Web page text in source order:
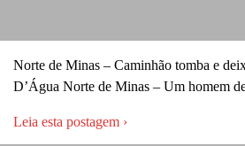
Norte de Minas – Caminhão tomba e
D’Água Norte de Minas – Um homem
Leia esta postagem ›